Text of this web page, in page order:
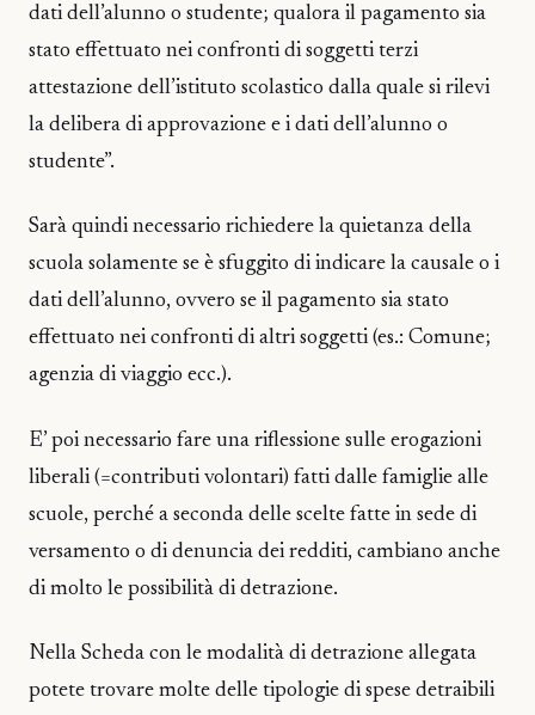
dati dell’alunno o studente; qualora il pagamento sia
stato effettuato nei confronti di soggetti terzi
attestazione dell’istituto scolastico dalla quale si rilevi
la delibera di approvazione e i dati dell’alunno o
studente”.
Sarà quindi necessario richiedere la quietanza della
scuola solamente se è sfuggito di indicare la causale o i
dati dell’alunno, ovvero se il pagamento sia stato
effettuato nei confronti di altri soggetti (es.: Comune;
agenzia di viaggio ecc.).
E’ poi necessario fare una riflessione sulle erogazioni
liberali (=contributi volontari) fatti dalle famiglie alle
scuole, perché a seconda delle scelte fatte in sede di
versamento o di denuncia dei redditi, cambiano anche
di molto le possibilità di detrazione.
Nella Scheda con le modalità di detrazione allegata
potete trovare molte delle tipologie di spese detraibili